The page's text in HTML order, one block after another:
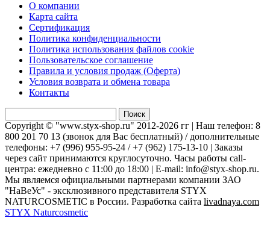
О компании
Карта сайта
Сертификация
Политика конфиденциальности
Политика использования файлов cookie
Пользовательское соглашение
Правила и условия продаж (Оферта)
Условия возврата и обмена товара
Контакты
Copyright © "www.styx-shop.ru" 2012-2026 гг | Наш телефон: 8
800 201 70 13 (звонок для Вас бесплатный) / дополнительные
телефоны: +7 (996) 955-95-24 / +7 (962) 175-13-10 | Заказы
через сайт принимаются круглосуточно. Часы работы call-
центра: ежедневно с 11:00 до 18:00 | E-mail: info@styx-shop.ru.
Мы являемся официальными партнерами компании ЗАО
"НаВеУс" - эксклюзивного представителя STYX
NATURCOSMETIC в России. Разработка сайта livadnaya.com
STYX Naturcosmetic